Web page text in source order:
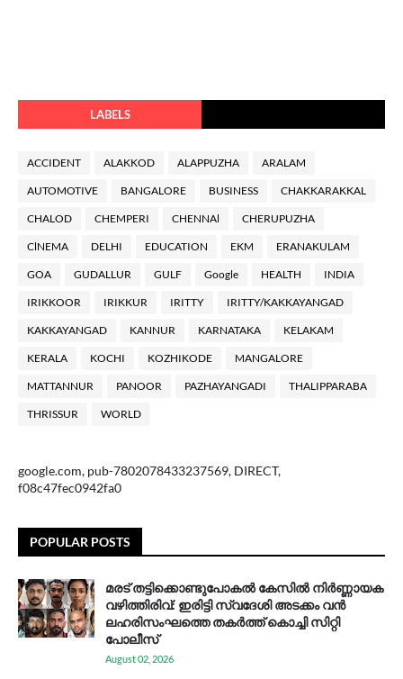
LABELS
ACCIDENT ALAKKOD ALAPPUZHA ARALAM
AUTOMOTIVE BANGALORE BUSINESS CHAKKARAKKAL
CHALOD CHEMPERI CHENNAl CHERUPUZHA
ClNEMA DELHI EDUCATION EKM ERANAKULAM
GOA GUDALLUR GULF Google HEALTH INDIA
IRIKKOOR IRIKKUR IRITTY IRITTY/KAKKAYANGAD
KAKKAYANGAD KANNUR KARNATAKA KELAKAM
KERALA KOCHI KOZHIKODE MANGALORE
MATTANNUR PANOOR PAZHAYANGADI THALIPPARABA
THRISSUR WORLD
google.com, pub-7802078433237569, DIRECT,
f08c47fec0942fa0
POPULAR POSTS
മരട് തട്ടിക്കൊണ്ടുപോകൽ കേസിൽ നിർണ്ണായക
വഴിത്തിരിവ്: ഇരിട്ടി സ്വദേശി അടക്കം വൻ
ലഹരിസംഘത്തെ തകർത്ത് കൊച്ചി സിറ്റി
പോലീസ്
August 02, 2026